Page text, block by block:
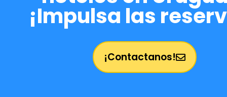
¡Impulsa las
¡Contactanos!